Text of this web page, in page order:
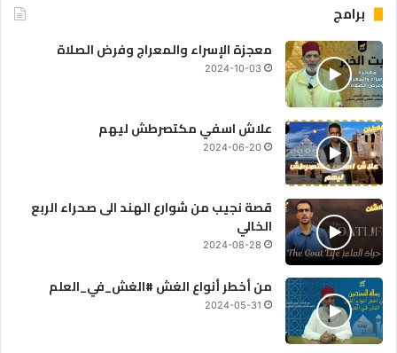
برامج
معجزة الإسراء والمعراج وفرض الصلاة
2024-10-03
علاش اسفي مكتصرطش ليهم
2024-06-20
قصة نجيب من شوارع الهند الى صحراء الربع
الخالي
2024-08-28
من أخطر أنواع الغش #الغش_في_العلم
2024-05-31